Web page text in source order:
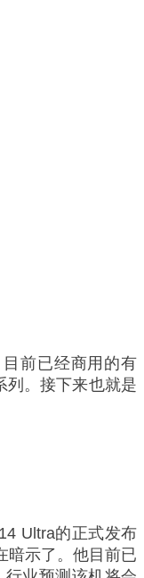
前已经商用的有
列。接下来也就是
Ultra的正式发布
暗示了。他目前已